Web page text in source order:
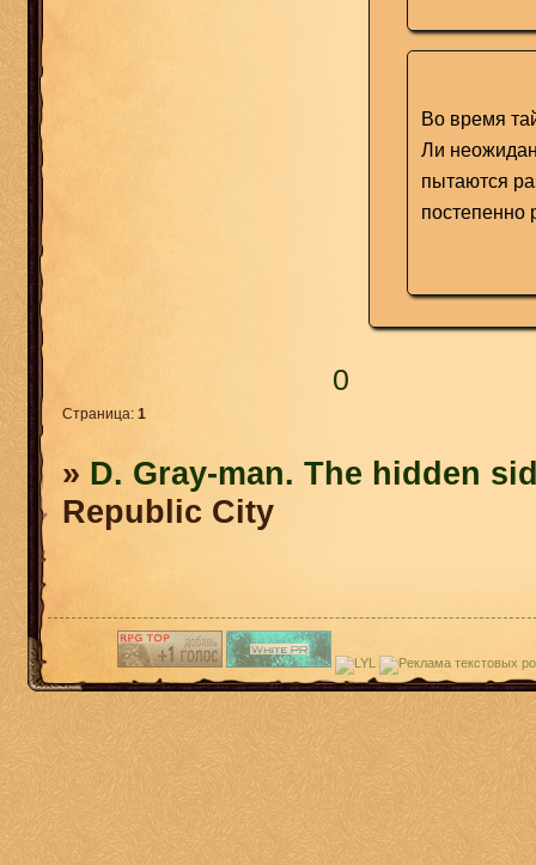
Во время
Ли
пытаются
постепенно
0
Страница: 1
» D. Gray-man. The hidden
Republic City